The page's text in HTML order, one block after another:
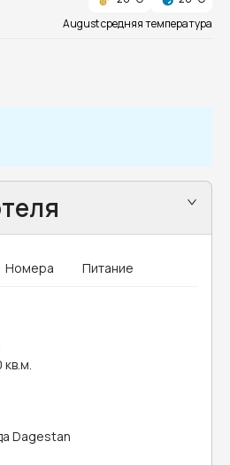
August средняя температура
Номера Питание
кв.м.
Dagestan